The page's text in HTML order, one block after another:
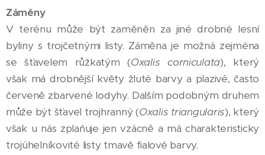
Záměny
V terénu může být zaměněn za jiné drobné lesní
byliny s trojčetnými listy. Záměna je možná zejména
se šťavelem růžkatým (Oxalis corniculata), který
však má drobnější květy žluté barvy a plazivé, často
červeně zbarvené lodyhy. Dalším podobným druhem
může být šťavel trojhranný (Oxalis triangularis), který
však u nás zplaňuje jen vzácně a má charakteristicky
trojúhelníkovité listy tmavě fialové barvy.